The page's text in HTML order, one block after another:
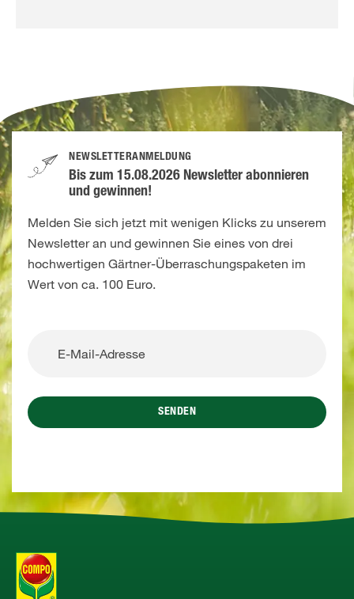
NEWSLETTERANMELDUNG
Bis zum 15.08.2026 Newsletter abonnieren
und gewinnen!
Melden Sie sich jetzt mit wenigen Klicks zu unserem
Newsletter an und gewinnen Sie eines von drei
hochwertigen Gärtner-Überraschungspaketen im
Wert von ca. 100 Euro.
SENDEN